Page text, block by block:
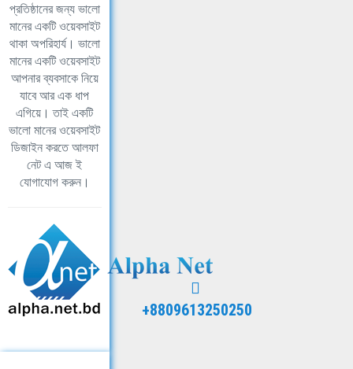
প্রতিষ্ঠানের জন্য ভালো
মানের একটি ওয়েবসাইট
থাকা অপরিহার্য। ভালো
মানের একটি ওয়েবসাইট
আপনার ব্যবসাকে নিয়ে
যাবে আর এক ধাপ
এগিয়ে। তাই একটি
ভালো মানের ওয়েবসাইট
ডিজাইন করতে আলফা
নেট এ আজ ই
যোগাযোগ করুন।
+8809613250250